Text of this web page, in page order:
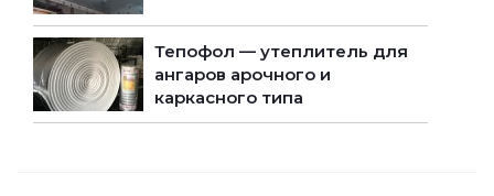
Тепофол — утеплитель для
ангаров арочного и
каркасного типа